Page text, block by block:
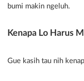
bumi makin ngeluh.
Kenapa Lo Harus
Gue kasih tau nih